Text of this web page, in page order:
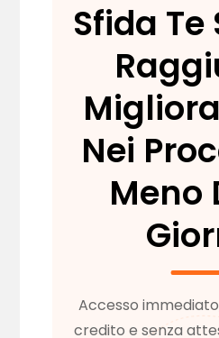
Sfida Te
Nei
Meno
Accesso
credito e senza